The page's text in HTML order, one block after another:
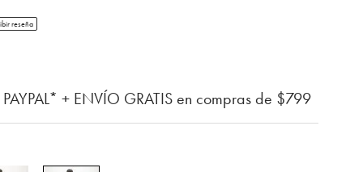
del cliente
rating
reseña
+ ENVÍO GRATIS en compras de $799